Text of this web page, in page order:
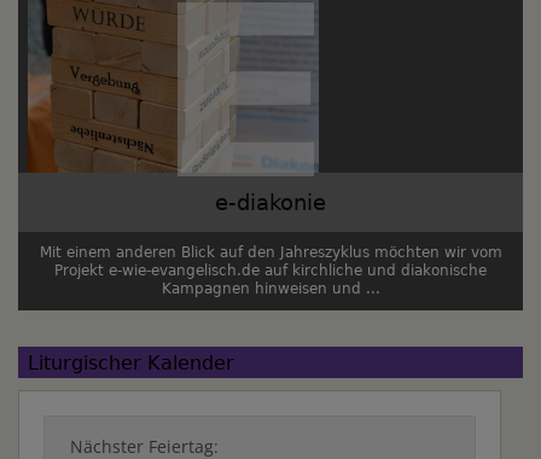
e-diakonie
Mit einem anderen Blick auf den Jahreszyklus möchten wir vom
Projekt e-wie-evangelisch.de auf kirchliche und diakonische
Kampagnen hinweisen und ...
Liturgischer Kalender
Nächster Feiertag: